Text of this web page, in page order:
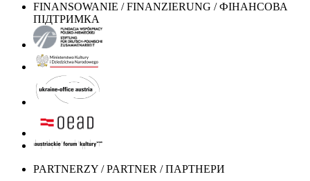
FINANSOWANIE / FINANZIERUNG / ФІНАНСОВА
ПІДТРИМКА
PARTNERZY / PARTNER / ПАРТНЕРИ